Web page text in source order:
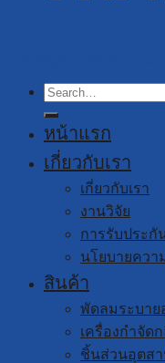
Search
for:
หน้าแรก
เกี่ยวกับเรา
เกี่ยวกับเรา
งานวิจัย
การรับประกั
นโยบายควา
สินค้า
พัดลมระบาย
เครื่องกำจัด
ชิ้นส่วนอุตส